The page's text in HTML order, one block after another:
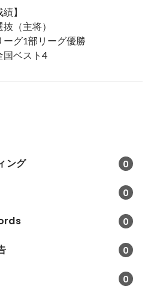
】
（主将）
ーグ1部リーグ優勝
国ベスト4
ング 0
0
0
0
0